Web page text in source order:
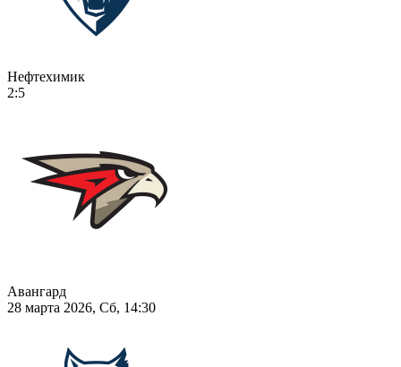
Нефтехимик
2:5
Авангард
28 марта 2026, Сб, 14:30